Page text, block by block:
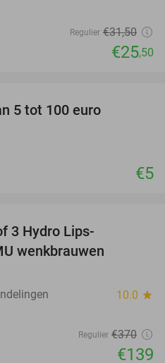
Regulier €31,50
€25,50
5 tot 100 euro
€5
3 Hydro Lips-
wenkbrauwen
10.0 star
Regulier €370
€139